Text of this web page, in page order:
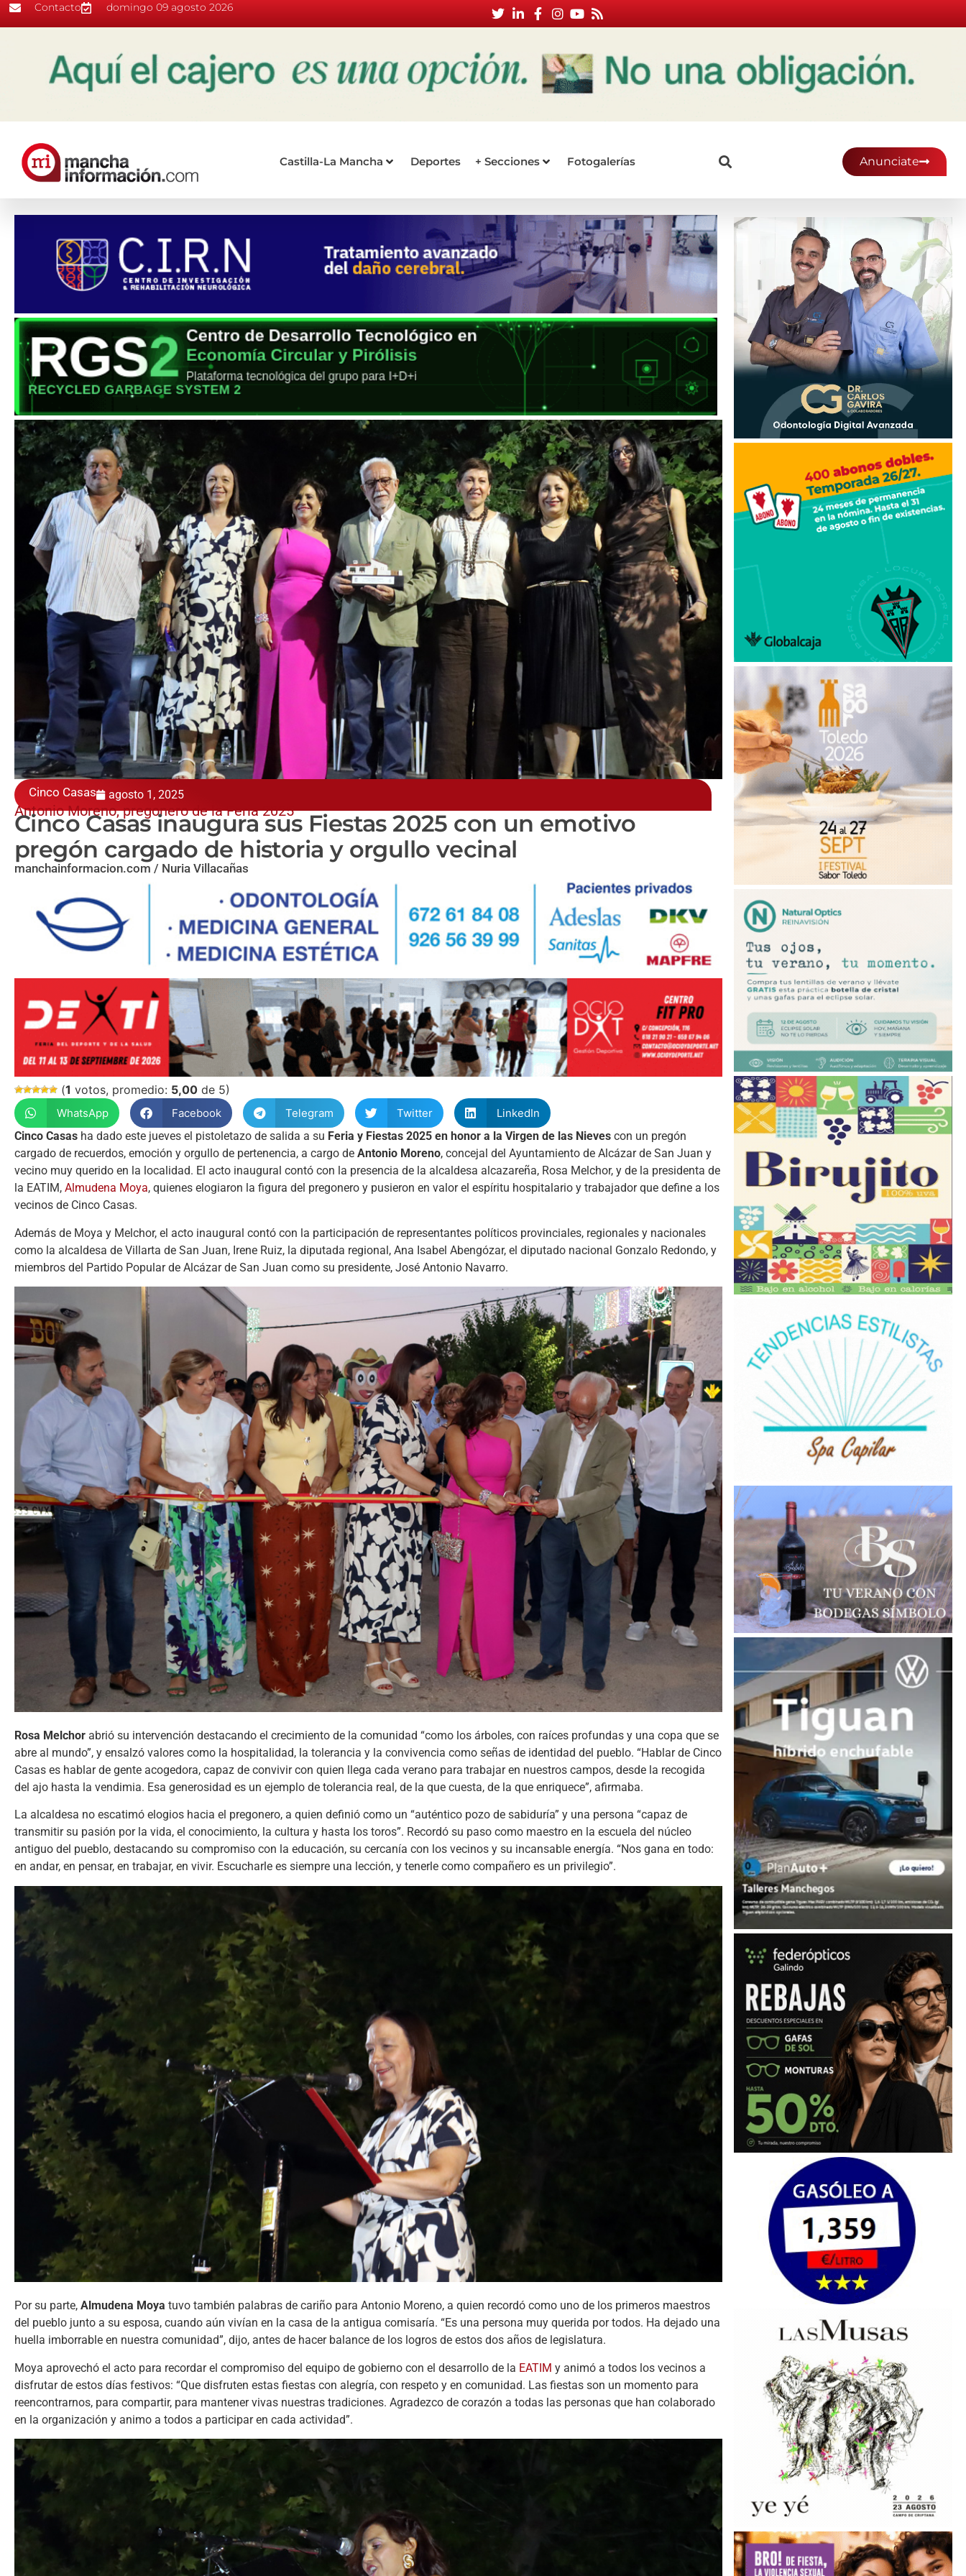
Contacto domingo 09 agosto 2026
Castilla-La Mancha Deportes + Secciones Fotogalerías Anunciate
Cinco Casas agosto 1, 2025
Antonio Moreno, pregonero de la Feria 2025
Cinco Casas inaugura sus Fiestas 2025 con un emotivo
pregón cargado de historia y orgullo vecinal
manchainformacion.com / Nuria Villacañas
(1 votos, promedio: 5,00 de 5)
WhatsApp Facebook Telegram Twitter
LinkedIn
Cinco Casas ha dado este jueves el pistoletazo de salida a su Feria y Fiestas 2025 en honor a la Virgen de las Nieves con un pregón
cargado de recuerdos, emoción y orgullo de pertenencia, a cargo de Antonio Moreno, concejal del Ayuntamiento de Alcázar de San Juan y
vecino muy querido en la localidad. El acto inaugural contó con la presencia de la alcaldesa alcazareña, Rosa Melchor, y de la presidenta de
la EATIM, Almudena Moya, quienes elogiaron la figura del pregonero y pusieron en valor el espíritu hospitalario y trabajador que define a los
vecinos de Cinco Casas.
Además de Moya y Melchor, el acto inaugural contó con la participación de representantes políticos provinciales, regionales y nacionales
como la alcaldesa de Villarta de San Juan, Irene Ruiz, la diputada regional, Ana Isabel Abengózar, el diputado nacional Gonzalo Redondo, y
miembros del Partido Popular de Alcázar de San Juan como su presidente, José Antonio Navarro.
Rosa Melchor abrió su intervención destacando el crecimiento de la comunidad “como los árboles, con raíces profundas y una copa que se
abre al mundo”, y ensalzó valores como la hospitalidad, la tolerancia y la convivencia como señas de identidad del pueblo. “Hablar de Cinco
Casas es hablar de gente acogedora, capaz de convivir con quien llega cada verano para trabajar en nuestros campos, desde la recogida
del ajo hasta la vendimia. Esa generosidad es un ejemplo de tolerancia real, de la que cuesta, de la que enriquece”, afirmaba.
La alcaldesa no escatimó elogios hacia el pregonero, a quien definió como un “auténtico pozo de sabiduría” y una persona “capaz de
transmitir su pasión por la vida, el conocimiento, la cultura y hasta los toros”. Recordó su paso como maestro en la escuela del núcleo
antiguo del pueblo, destacando su compromiso con la educación, su cercanía con los vecinos y su incansable energía. “Nos gana en todo:
en andar, en pensar, en trabajar, en vivir. Escucharle es siempre una lección, y tenerle como compañero es un privilegio”.
Por su parte, Almudena Moya tuvo también palabras de cariño para Antonio Moreno, a quien recordó como uno de los primeros maestros
del pueblo junto a su esposa, cuando aún vivían en la casa de la antigua comisaría. “Es una persona muy querida por todos. Ha dejado una
huella imborrable en nuestra comunidad”, dijo, antes de hacer balance de los logros de estos dos años de legislatura.
Moya aprovechó el acto para recordar el compromiso del equipo de gobierno con el desarrollo de la EATIM y animó a todos los vecinos a
disfrutar de estos días festivos: “Que disfruten estas fiestas con alegría, con respeto y en comunidad. Las fiestas son un momento para
reencontrarnos, para compartir, para mantener vivas nuestras tradiciones. Agradezco de corazón a todas las personas que han colaborado
en la organización y animo a todos a participar en cada actividad”.